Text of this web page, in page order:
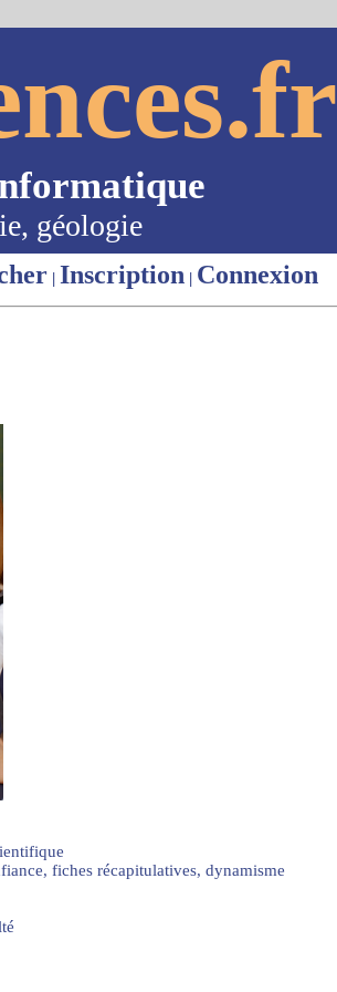
géologie
| Inscription | Connexion
fiches récapitulatives, dynamisme